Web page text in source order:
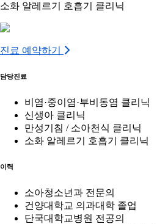
소화 알레르기 호흡기 클리닉
진료 예약하기
담당진료
비염·중이염·부비동염 클리닉
신생아 클리닉
만성기침 / 소아천식 클리닉
소화 알레르기 호흡기 클리닉
이력
소아청소년과 전문의
건양대학교 의과대학 졸업
단국대학교병원 전공의